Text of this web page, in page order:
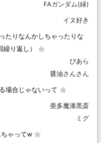
FAガンダム(緑)
イヌ好き
たりなんかしちゃったりな
り返し）
ぴあら
醤油さんさん
場合じゃないって
亜多魔漆黒斎
ミグ
ゃってw